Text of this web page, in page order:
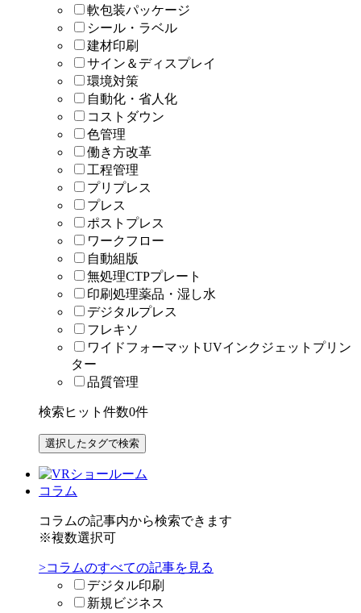
軟包装パッケージ
シール・ラベル
建材印刷
サイン＆ディスプレイ
環境対策
自動化・省人化
コストダウン
色管理
働き方改革
工程管理
プリプレス
プレス
ポストプレス
ワークフロー
自動組版
無処理CTPプレート
印刷処理薬品・湿し水
デジタルプレス
フレキソ
ワイドフォーマットUVインクジェットプリン
ター
品質管理
検索ヒット件数0件
コラム
コラムの記事内から検索できます
※複数選択可
>コラムのすべての記事を見る
デジタル印刷
新規ビジネス